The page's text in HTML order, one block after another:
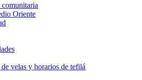
Oriente
velas y horarios de tefilá